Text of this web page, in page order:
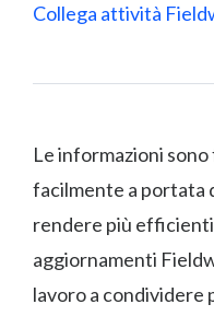
Collega attività
Le informazioni
facilmente a portata
rendere più
aggiornamenti
lavoro a condividere